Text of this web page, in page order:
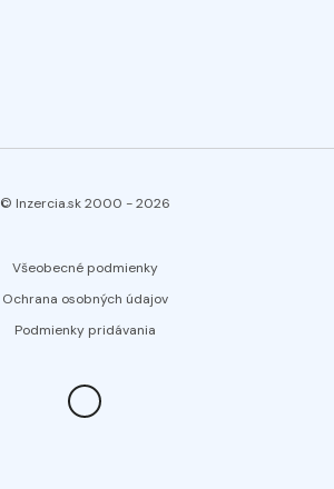
© Inzercia.sk 2000 -2026
Všeobecné podmienky
Ochrana osobných údajov
Podmienky pridávania